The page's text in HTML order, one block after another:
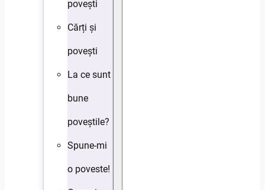
povești
Cărți și
povești
La ce sunt
bune
poveștile?
Spune-mi
o poveste!